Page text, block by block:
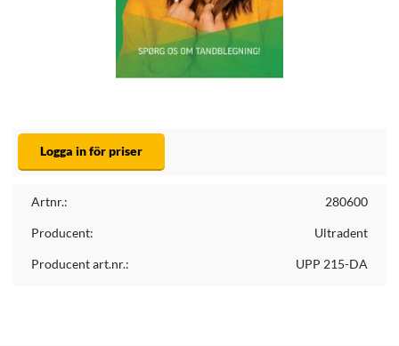
Logga in för priser
Artnr.: 280600
Producent: Ultradent
Producent art.nr.: UPP 215-DA